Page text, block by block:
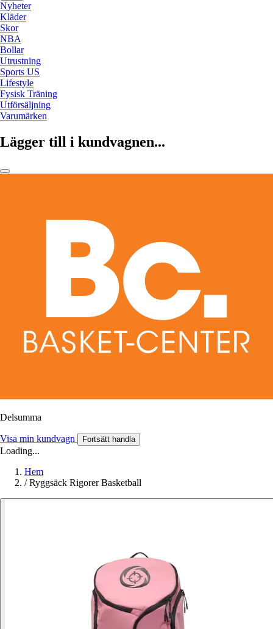
Nyheter
Kläder
Skor
NBA
Bollar
Utrustning
Sports US
Lifestyle
Fysisk Träning
Utförsäljning
Varumärken
Lägger till i kundvagnen...
Delsumma
Visa min kundvagn Fortsätt handla
Loading...
Hem
/ Ryggsäck Rigorer Basketball